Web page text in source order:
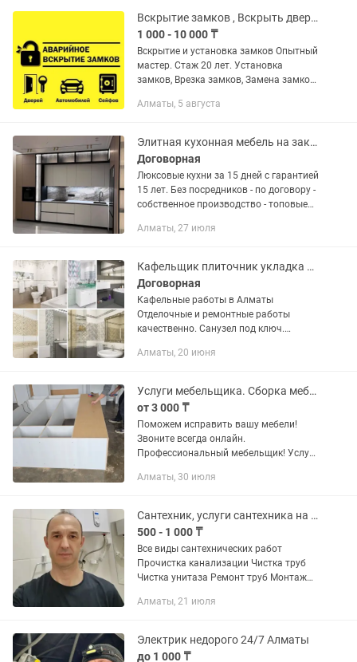
Вскрытие замков , Вскрыть дверь без повреждений Вскрыть сейф срочноо
1 000 - 10 000 ₸
Вскрытие и установка замков Опытный
мастер. Стаж 20 лет. Установка
замков, Врезка замков, Замена замков
задвижек глазков Ремонт замков
Алматы, 5 августа
Элитная кухонная мебель на заказ. Алматы. Изготовление кухни
Договорная
Люксовые кухни за 15 дней с гарантией
15 лет. Без посредников - по договору -
собственное производство - топовые
- профессиональная консультация до
Алматы, 27 июля
Кафельщик плиточник укладка кафеля гранит штукатурка недорого!
Договорная
Кафельные работы в Алматы
Отделочные и ремонтные работы
качественно. Санузел под ключ.
оговоренный срок. Отделочные работы,
Алматы, 20 июня
Услуги мебельщика. Сборка мебели. Ремонт мебели. Разборка мебели.
от 3 000 ₸
Поможем исправить вашу мебели!
Звоните всегда онлайн.
Профессиональный мебельщик! Услуги
мебели •Разборка мебели •Ремонт
•Упаковка мебели...
Алматы, 30 июля
Сантехник, услуги сантехника на выезд, вызов Круглосуточно в Алматы
500 - 1 000 ₸
Все виды сантехнических работ
Прочистка канализации Чистка труб
Чистка унитаза Ремонт труб Монтаж
Установка радиаторов отопление
Алматы, 21 июля
Электрик недорого 24/7 Алматы
до 1 000 ₸